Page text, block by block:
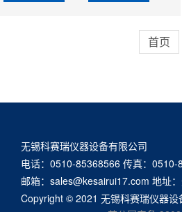
首页
无锡科赛瑞仪器设备有限公司
电话：0510-85368566 传真：0510-
邮箱：sales@kesairui17.com 地址
Copyright © 2021 无锡科赛瑞仪器设